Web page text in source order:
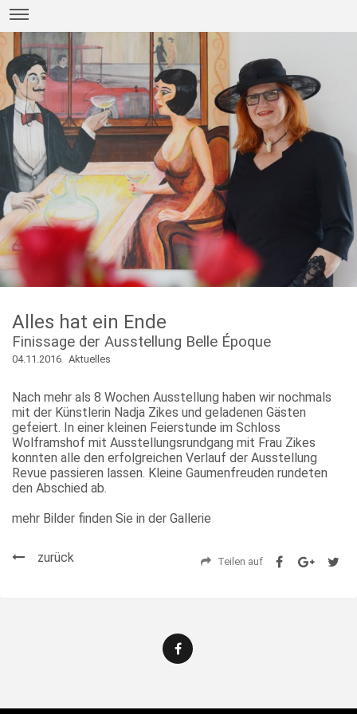
Alles hat ein Ende
Finissage der Ausstellung Belle Époque
04.11.2016 Aktuelles
Nach mehr als 8 Wochen Ausstellung haben wir nochmals
mit der Künstlerin Nadja Zikes und geladenen Gästen
gefeiert. In einer kleinen Feierstunde im Schloss
Wolframshof mit Ausstellungsrundgang mit Frau Zikes
konnten alle den erfolgreichen Verlauf der Ausstellung
Revue passieren lassen. Kleine Gaumenfreuden rundeten
den Abschied ab.
mehr Bilder finden Sie in der Gallerie
zurück Teilen auf